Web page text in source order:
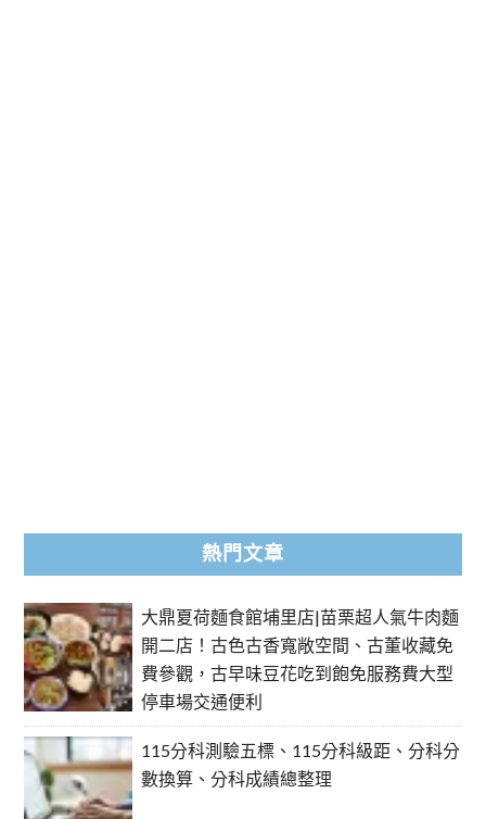
熱門文章
大鼎夏荷麵食館埔里店|苗栗超人氣牛肉麵
開二店！古色古香寬敞空間、古董收藏免
費參觀，古早味豆花吃到飽免服務費大型
停車場交通便利
115分科測驗五標、115分科級距、分科分
數換算、分科成績總整理